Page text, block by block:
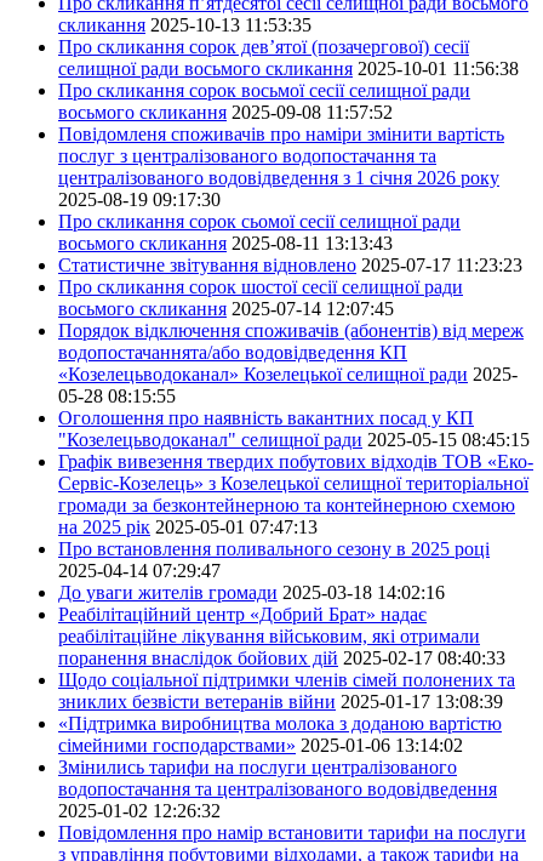
скликання 2025-10-13 11:53:35
Про скликання сорок дев’ятої (позачергової) сесії
селищної ради восьмого скликання 2025-10-01 11:56:38
Про скликання сорок восьмої сесії селищної ради
восьмого скликання 2025-09-08 11:57:52
Повідомленя споживачів про наміри змінити вартість
послуг з централізованого водопостачання та
централізованого водовідведення з 1 січня 2026 року
2025-08-19 09:17:30
Про скликання сорок сьомої сесії селищної ради
восьмого скликання 2025-08-11 13:13:43
Статистичне звітування відновлено 2025-07-17 11:23:23
Про скликання сорок шостої сесії селищної ради
восьмого скликання 2025-07-14 12:07:45
Порядок відключення споживачів (абонентів) від мереж
водопостачаннята/або водовідведення КП
«Козелецьводоканал» Козелецької селищної ради 2025-
05-28 08:15:55
Оголошення про наявність вакантних посад у КП
"Козелецьводоканал" селищної ради 2025-05-15 08:45:15
Графік вивезення твердих побутових відходів ТОВ «Еко-
Сервіс-Козелець» з Козелецької селищної територіальної
громади за безконтейнерною та контейнерною схемою
на 2025 рік 2025-05-01 07:47:13
Про встановлення поливального сезону в 2025 році
2025-04-14 07:29:47
До уваги жителів громади 2025-03-18 14:02:16
Реабілітаційний центр «Добрий Брат» надає
реабілітаційне лікування військовим, які отримали
поранення внаслідок бойових дій 2025-02-17 08:40:33
Щодо соціальної підтримки членів сімей полонених та
зниклих безвісти ветеранів війни 2025-01-17 13:08:39
«Підтримка виробництва молока з доданою вартістю
сімейними господарствами» 2025-01-06 13:14:02
Змінились тарифи на послуги централізованого
водопостачання та централізованого водовідведення
2025-01-02 12:26:32
Повідомлення про намір встановити тарифи на послуги
з управління побутовими відходами, а також тарифи на